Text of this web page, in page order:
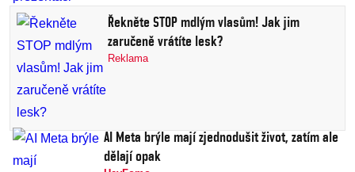
Řekněte STOP mdlým vlasům! Jak jim
zaručeně vrátíte lesk?
Reklama
AI Meta brýle mají zjednodušit život, zatím ale
dělají opak